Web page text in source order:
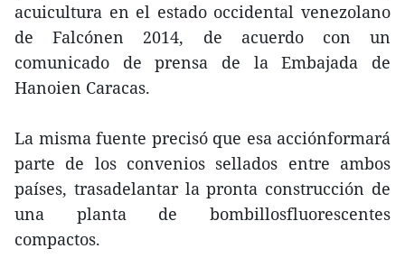
acuicultura en el estado occidental venezolano
de Falcónen 2014, de acuerdo con un
comunicado de prensa de la Embajada de
Hanoien Caracas.
La misma fuente precisó que esa acciónformará
parte de los convenios sellados entre ambos
países, trasadelantar la pronta construcción de
una planta de bombillosfluorescentes
compactos.